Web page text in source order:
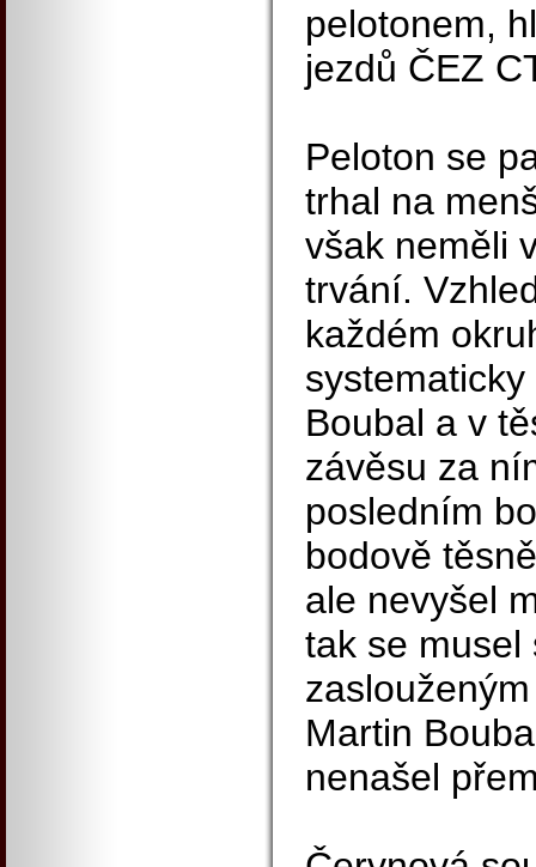
pelotonem,
jezdů ČEZ
Peloton se
trhal na
však neměli
trvání.
každém
Boubal a v
závěsu za
posledním
bodově
ale nevyšel
tak se musel
Martin
nenašel